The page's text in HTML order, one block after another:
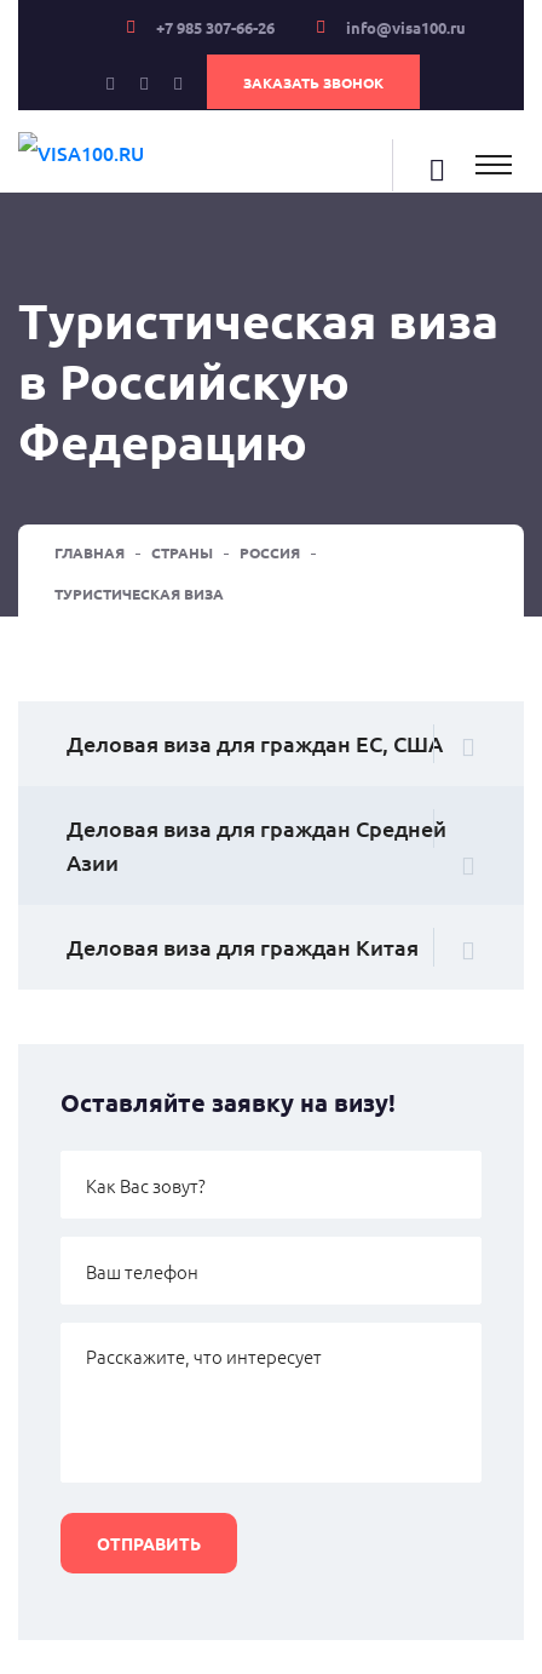
+7 985 307-66-26 info@visa100.ru
ЗАКАЗАТЬ ЗВОНОК
Туристическая виза
в Российскую
Федерацию
ГЛАВНАЯ СТРАНЫ РОССИЯ
ТУРИСТИЧЕСКАЯ ВИЗА
Деловая виза для граждан ЕС, США
Деловая виза для граждан Средней
Азии
Деловая виза для граждан Китая
Оставляйте заявку на визу!